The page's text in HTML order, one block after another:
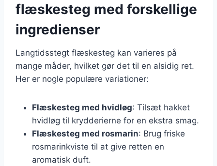
flæskesteg med forskellige
ingredienser
Langtidsstegt flæskesteg kan varieres på
mange måder, hvilket gør det til en alsidig ret.
Her er nogle populære variationer:
Flæskesteg med hvidløg: Tilsæt hakket
hvidløg til krydderierne for en ekstra smag.
Flæskesteg med rosmarin: Brug friske
rosmarinkviste til at give retten en
aromatisk duft.